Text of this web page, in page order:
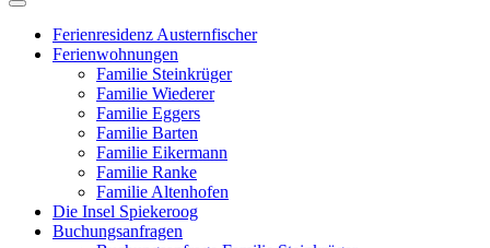
Ferienresidenz Austernfischer
Ferienwohnungen
Familie Steinkrüger
Familie Wiederer
Familie Eggers
Familie Barten
Familie Eikermann
Familie Ranke
Familie Altenhofen
Die Insel Spiekeroog
Buchungsanfragen